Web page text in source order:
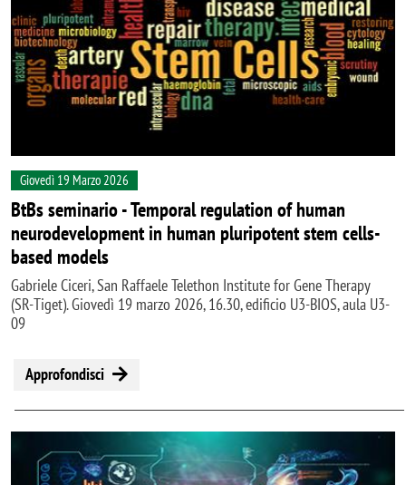
Giovedì 19 Marzo 2026
BtBs seminario - Temporal regulation of human
neurodevelopment in human pluripotent stem cells-
based models
Gabriele Ciceri, San Raffaele Telethon Institute for Gene Therapy
(SR-Tiget). Giovedì 19 marzo 2026, 16.30, edificio U3-BIOS, aula U3-
09
Approfondisci